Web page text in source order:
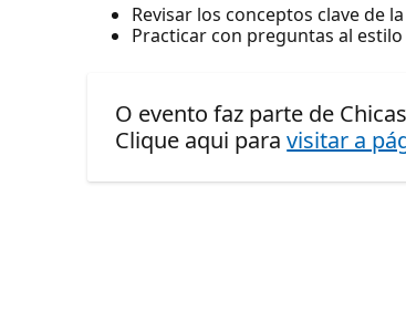
Revisar los conceptos clave de
Practicar con preguntas al
O evento faz parte de
Clique aqui paravisitar a